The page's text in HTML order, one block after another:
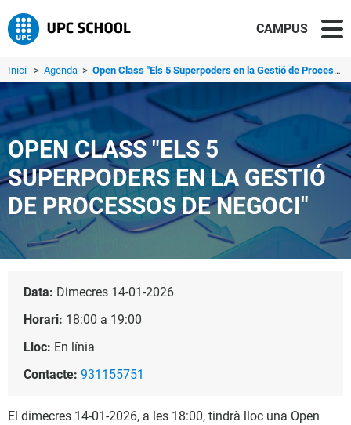
CAMPUS
Inici > Agenda > Open Class "Els 5 Superpoders en la Gestió de Processos d...
OPEN CLASS "ELS 5
SUPERPODERS EN LA GESTIÓ
DE PROCESSOS DE NEGOCI"
Data: Dimecres 14-01-2026
Horari: 18:00 a 19:00
Lloc: En línia
Contacte: 931155751
El dimecres 14-01-2026, a les 18:00, tindrà lloc una Open